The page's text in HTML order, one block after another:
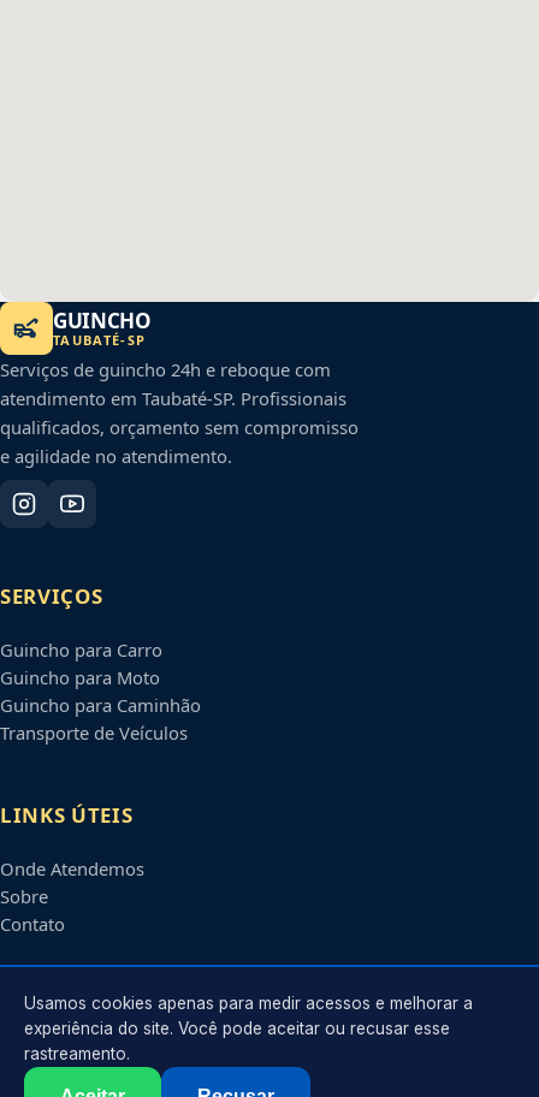
GUINCHO
TAUBATÉ-SP
Serviços de guincho 24h e reboque com
atendimento em Taubaté-SP. Profissionais
qualificados, orçamento sem compromisso
e agilidade no atendimento.
SERVIÇOS
Guincho para Carro
Guincho para Moto
Guincho para Caminhão
Transporte de Veículos
LINKS ÚTEIS
Onde Atendemos
Sobre
Contato
CONTATO
Atendimento em
contato@guinchosemtaubate.com.br
Usamos cookies apenas para medir acessos e melhorar a
experiência do site. Você pode aceitar ou recusar esse
rastreamento.